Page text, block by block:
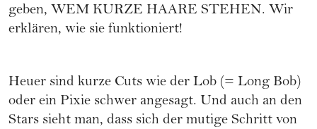
geben, WEM KURZE HAARE STEHEN. Wir
erklären, wie sie funktioniert!
Heuer sind kurze Cuts wie der Lob (= Long Bob)
oder ein Pixie schwer angesagt. Und auch an den
Stars sieht man, dass sich der mutige Schritt von